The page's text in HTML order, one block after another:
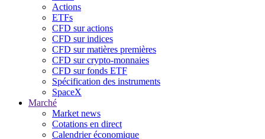
Actions
ETFs
CFD sur actions
CFD sur indices
CFD sur matières premières
CFD sur crypto-monnaies
CFD sur fonds ETF
Spécification des instruments
SpaceX
Marché
Market news
Cotations en direct
Calendrier économique